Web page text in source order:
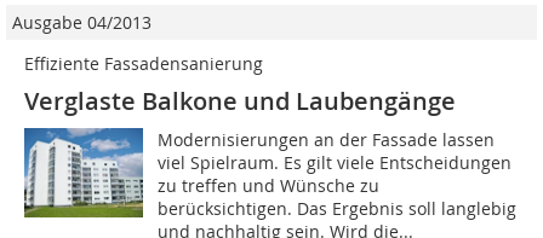
Ausgabe 04/2013
Effiziente Fassadensanierung
Verglaste Balkone und Laubengänge
Modernisierungen an der Fassade lassen
viel Spielraum. Es gilt viele Entscheidungen
zu treffen und Wünsche zu
berücksichtigen. Das Ergebnis soll langlebig
und nachhaltig sein. Wird die...